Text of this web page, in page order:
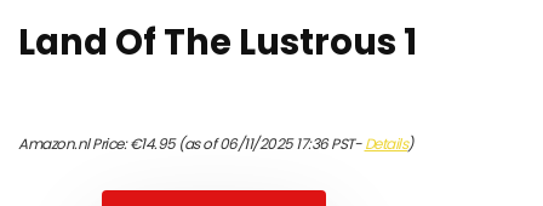
Land Of The Lustrous 1
Amazon.nl Price:€14.95(as of 06/11/2025 17:36 PST-Details)